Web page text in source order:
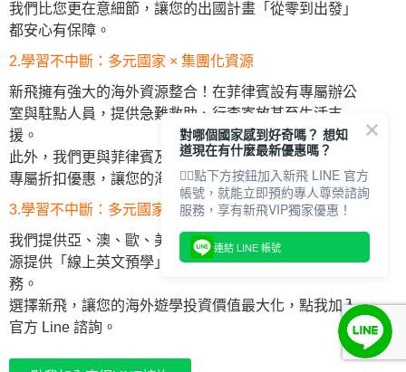
我們比您更在意細節，讓您的出國計畫「從零到出發」
都安心有保障。
2.學習不中斷：多元國家 × 集團化資源
新飛擁有強大的海外資源整合！在菲律賓設有專屬辦公
室與駐點人員，提供急難救助、行李寄放甚至生活支
援。
此外，我們更與菲律賓及馬來西亞百家商店合作，提供
專屬折扣優惠，讓您的海外生活省心又划算。
3.學習不中斷：多元國家 × 集團化資源
我們提供亞、澳、歐、美多國多元方案，並結合集團資
源提供「線上英文預學」與「回國校友社群」等加值服
務。
選擇新飛，讓您的海外遊學投資價值最大化，點我加入
官方 Line 諮詢。
對哪個國家感到好奇嗎？ 想知
道現在有什麼最新優惠嗎？
👇🏻點下方按鈕加入新飛 LINE 官方
帳號，就能立即預約專人尊榮諮詢
服務，享有新飛VIP獨家優惠！
連結 LINE 帳號